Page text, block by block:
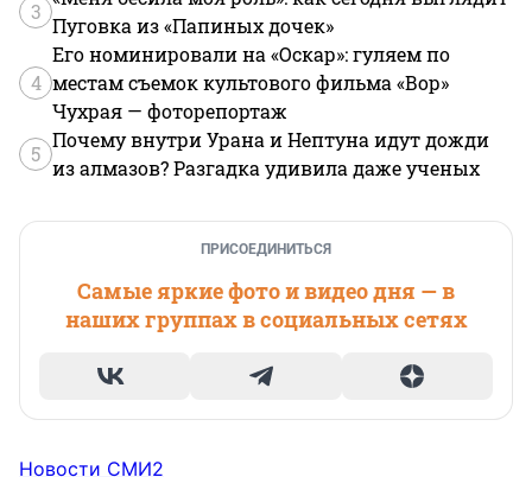
3
Пуговка из «Папиных дочек»
4
Его номинировали на «Оскар»: гуляем по
местам съемок культового фильма «Вор»
Чухрая — фоторепортаж
5
Почему внутри Урана и Нептуна идут дожди
из алмазов? Разгадка удивила даже ученых
ПРИСОЕДИНИТЬСЯ
Самые яркие фото и видео дня — в
наших группах в социальных сетях
Новости СМИ2